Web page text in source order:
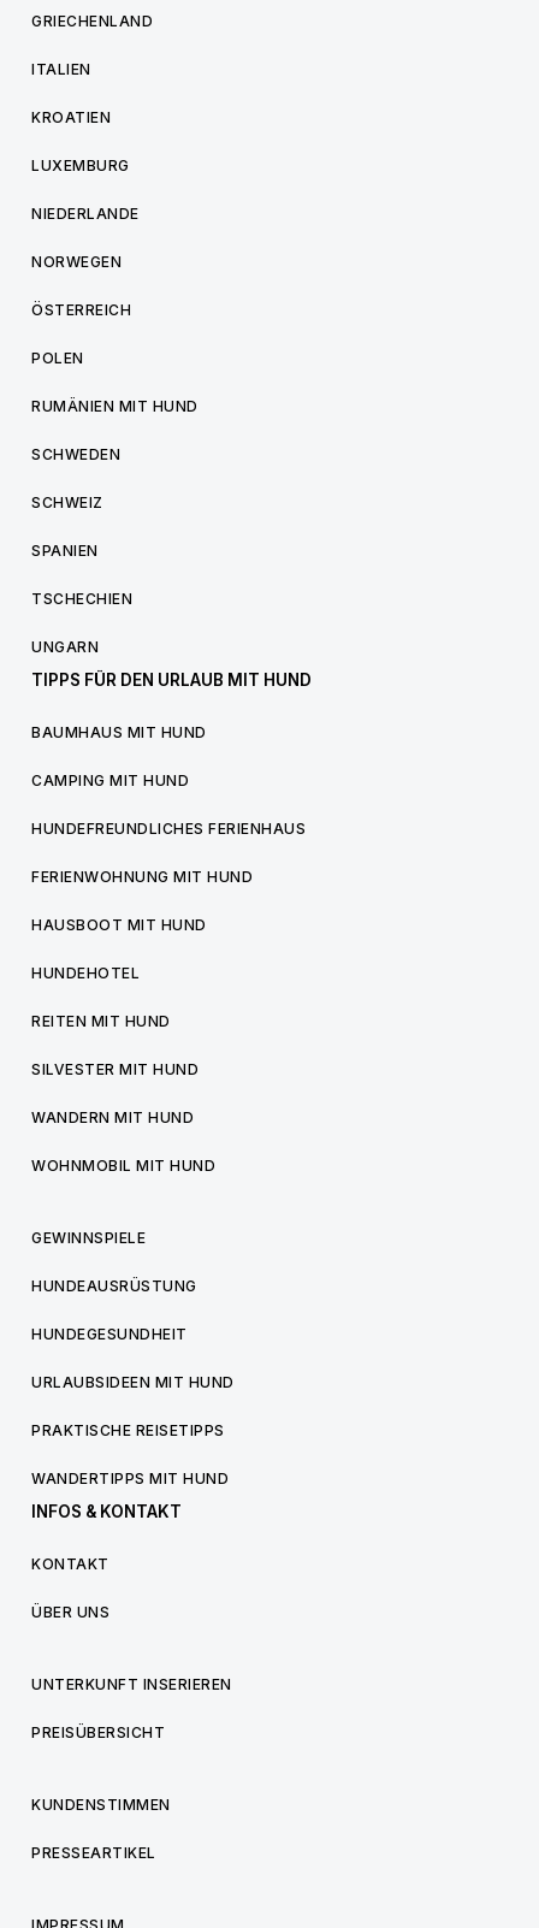
GRIECHENLAND
ITALIEN
KROATIEN
LUXEMBURG
NIEDERLANDE
NORWEGEN
ÖSTERREICH
POLEN
RUMÄNIEN MIT HUND
SCHWEDEN
SCHWEIZ
SPANIEN
TSCHECHIEN
UNGARN
TIPPS FÜR DEN URLAUB MIT HUND
BAUMHAUS MIT HUND
CAMPING MIT HUND
HUNDEFREUNDLICHES FERIENHAUS
FERIENWOHNUNG MIT HUND
HAUSBOOT MIT HUND
HUNDEHOTEL
REITEN MIT HUND
SILVESTER MIT HUND
WANDERN MIT HUND
WOHNMOBIL MIT HUND
GEWINNSPIELE
HUNDEAUSRÜSTUNG
HUNDEGESUNDHEIT
URLAUBSIDEEN MIT HUND
PRAKTISCHE REISETIPPS
WANDERTIPPS MIT HUND
INFOS & KONTAKT
KONTAKT
ÜBER UNS
UNTERKUNFT INSERIEREN
PREISÜBERSICHT
KUNDENSTIMMEN
PRESSEARTIKEL